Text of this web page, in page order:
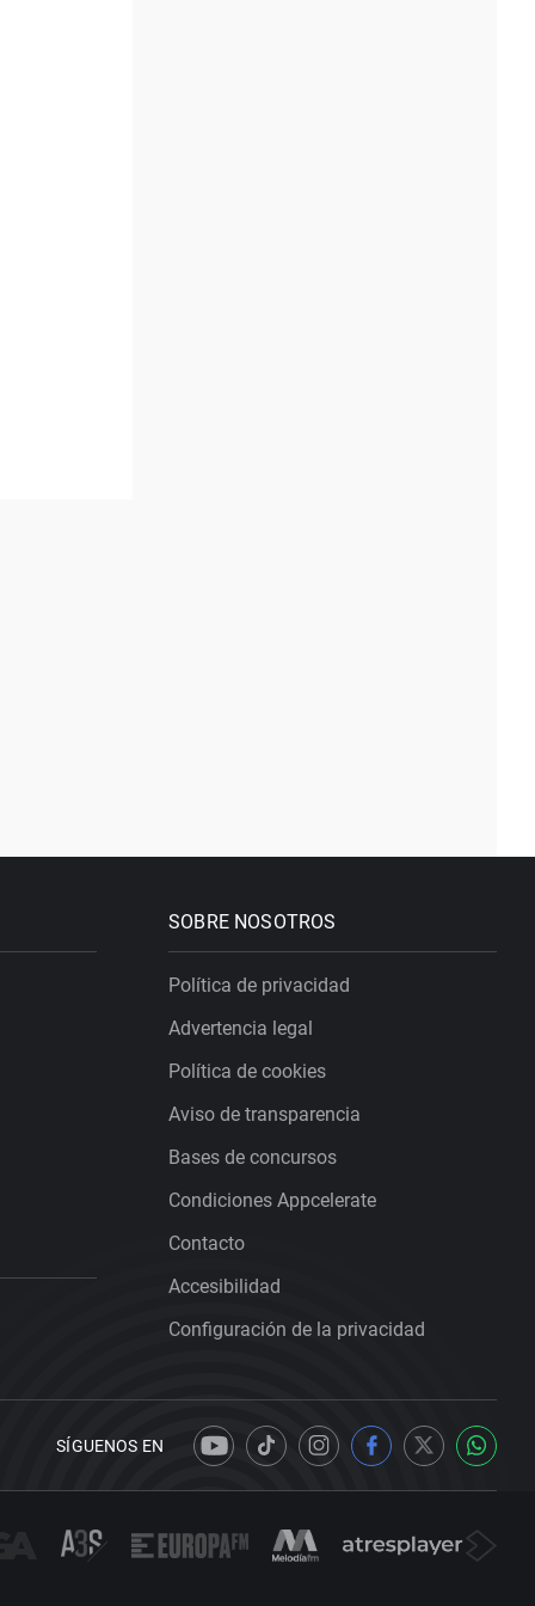
SOBRE NOSOTROS
Política de privacidad
Advertencia legal
Política de cookies
Aviso de transparencia
Bases de concursos
Condiciones Appcelerate
Contacto
Accesibilidad
Configuración de la privacidad
SÍGUENOS EN